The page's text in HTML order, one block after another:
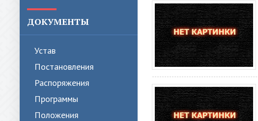
ДОКУМЕНТЫ
Устав
Постановления
Распоряжения
Программы
Положения